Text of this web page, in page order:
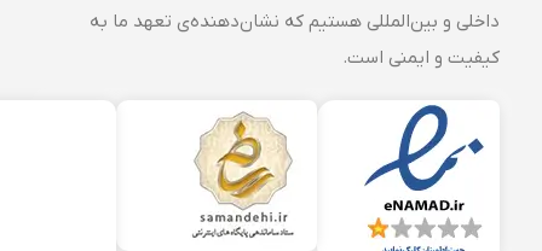
داخلی و بین‌المللی هستیم که نشان‌دهنده‌ی تعهد ما به
کیفیت و ایمنی است.